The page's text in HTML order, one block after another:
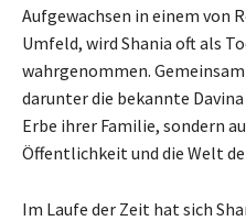
Aufgewachsen in einem von
Umfeld, wird Shania oft als
wahrgenommen.
darunter die bekannte
Erbe ihrer Familie, sondern
Öffentlichkeit und die Welt
Im Laufe der Zeit hat sich